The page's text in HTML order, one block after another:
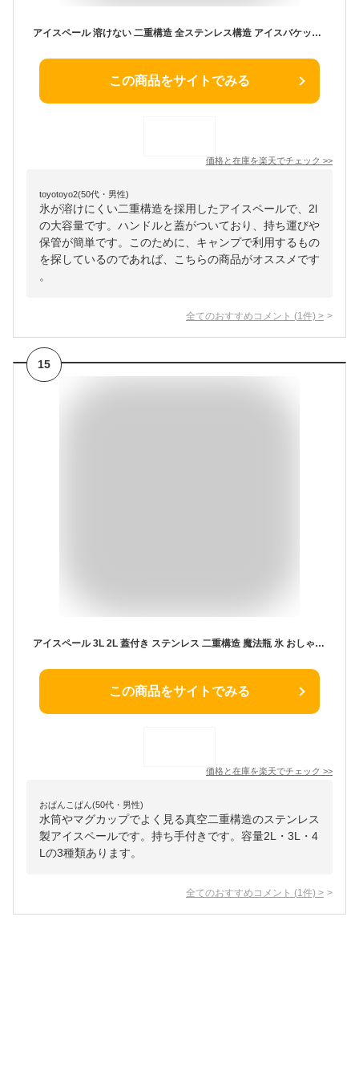
アイスペール 溶けない 二重構造 全ステンレス構造 アイスバケット ステンレス 氷入れ 真空断熱 ハンドルとフタ付 保冷用 2L 3L 大容量 プロ仕様 家庭用 業務用 トング付き
この商品をサイトでみる
価格と在庫を楽天でチェック >>
toyotoyo2(50代・男性)
氷が溶けにくい二重構造を採用したアイスペールで、2l
の大容量です。ハンドルと蓋がついており、持ち運びや
保管が簡単です。このために、キャンプで利用するもの
を探しているのであれば、こちらの商品がオススメです
。
全てのおすすめコメント (1 件) >
15
アイスペール 3L 2L 蓋付き ステンレス 二重構造 魔法瓶 氷 おしゃれ コンパクト 真空断熱 アイスバケット 持ちやすい ウイスキー ビールなど 保冷用 大容量 家庭用 業務用 アイススクープ 二重壁断熱 ワインクーラー 保冷 大型 溶けない
この商品をサイトでみる
価格と在庫を楽天でチェック >>
おぱんこぱん(50代・男性)
水筒やマグカップでよく見る真空二重構造のステンレス
製アイスペールです。持ち手付きです。容量2L・3L・4
Lの3種類あります。
全てのおすすめコメント (1 件) >